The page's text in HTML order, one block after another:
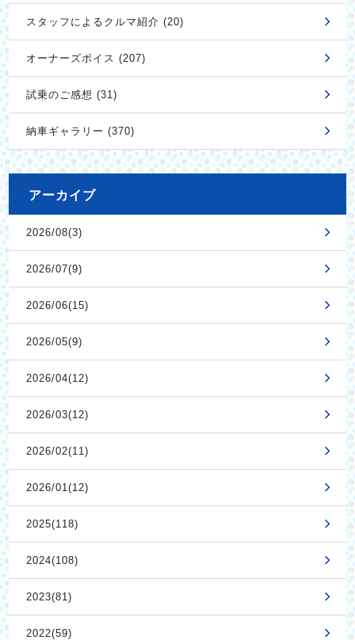
スタッフによるクルマ紹介 (20)
オーナーズボイス (207)
試乗のご感想 (31)
納車ギャラリー (370)
アーカイブ
2026/08(3)
2026/07(9)
2026/06(15)
2026/05(9)
2026/04(12)
2026/03(12)
2026/02(11)
2026/01(12)
2025(118)
2024(108)
2023(81)
2022(59)